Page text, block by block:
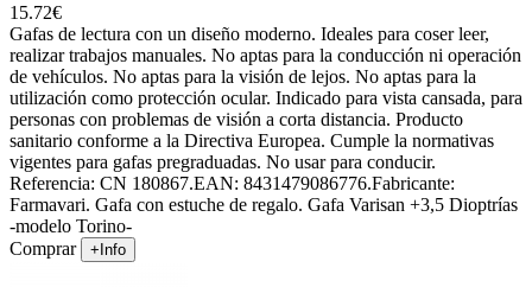
15.72€
Gafas de lectura con un diseño moderno. Ideales para coser leer,
realizar trabajos manuales. No aptas para la conducción ni operación
de vehículos. No aptas para la visión de lejos. No aptas para la
utilización como protección ocular. Indicado para vista cansada, para
personas con problemas de visión a corta distancia. Producto
sanitario conforme a la Directiva Europea. Cumple la normativas
vigentes para gafas pregraduadas. No usar para conducir.
Referencia: CN 180867.EAN: 8431479086776.Fabricante:
Farmavari. Gafa con estuche de regalo. Gafa Varisan +3,5 Dioptrías
-modelo Torino-
Comprar
+Info